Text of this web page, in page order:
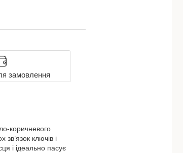
замовлення
коричневого
ключів і
і ідеально пасує